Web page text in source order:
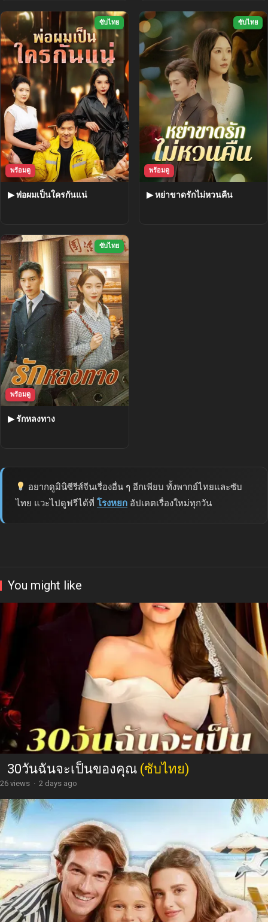
ซับไทย
พร้อมดู
▶ พ่อผมเป็นใครกันแน่
ซับไทย
พร้อมดู
▶ หย่าขาดรักไม่หวนคืน
ซับไทย
พร้อมดู
▶ รักหลงทาง
อยากดูมินิซีรีส์จีนเรื่องอื่น ๆ อีกเพียบ ทั้งพากย์ไทยและซับ
ไทย แวะไปดูฟรีได้ที่ โรงหยก อัปเดตเรื่องใหม่ทุกวัน
You might like
30วันฉันจะเป็นของคุณ (ซับไทย)
26 views · 2 days ago